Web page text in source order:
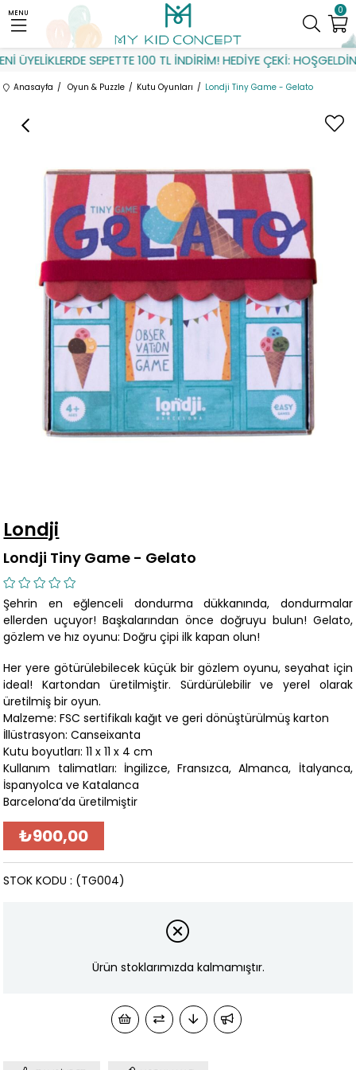
SEPETTE 100 TL İNDİRİM! HEDİYE ÇEKİ: HOŞGELDİN
0
MENU
Anasayfa Oyun & Puzzle Kutu Oyunları Londji Tiny Game - Gelato
Londji
Londji Tiny Game - Gelato
Şehrin en eğlenceli dondurma dükkanında, dondurmalar
ellerden uçuyor! Başkalarından önce doğruyu bulun! Gelato,
gözlem ve hız oyunu: Doğru çipi ilk kapan olun!
Her yere götürülebilecek küçük bir gözlem oyunu, seyahat için
ideal! Kartondan üretilmiştir. Sürdürülebilir ve yerel olarak
üretilmiş bir oyun.
Malzeme: FSC sertifikalı kağıt ve geri dönüştürülmüş karton
İllüstrasyon: Canseixanta
Kutu boyutları: 11 x 11 x 4 cm
Kullanım talimatları: İngilizce, Fransızca, Almanca, İtalyanca,
İspanyolca ve Katalanca
Barcelona’da üretilmiştir
₺900,00
(TG004)
STOK KODU
Ürün stoklarımızda kalmamıştır.